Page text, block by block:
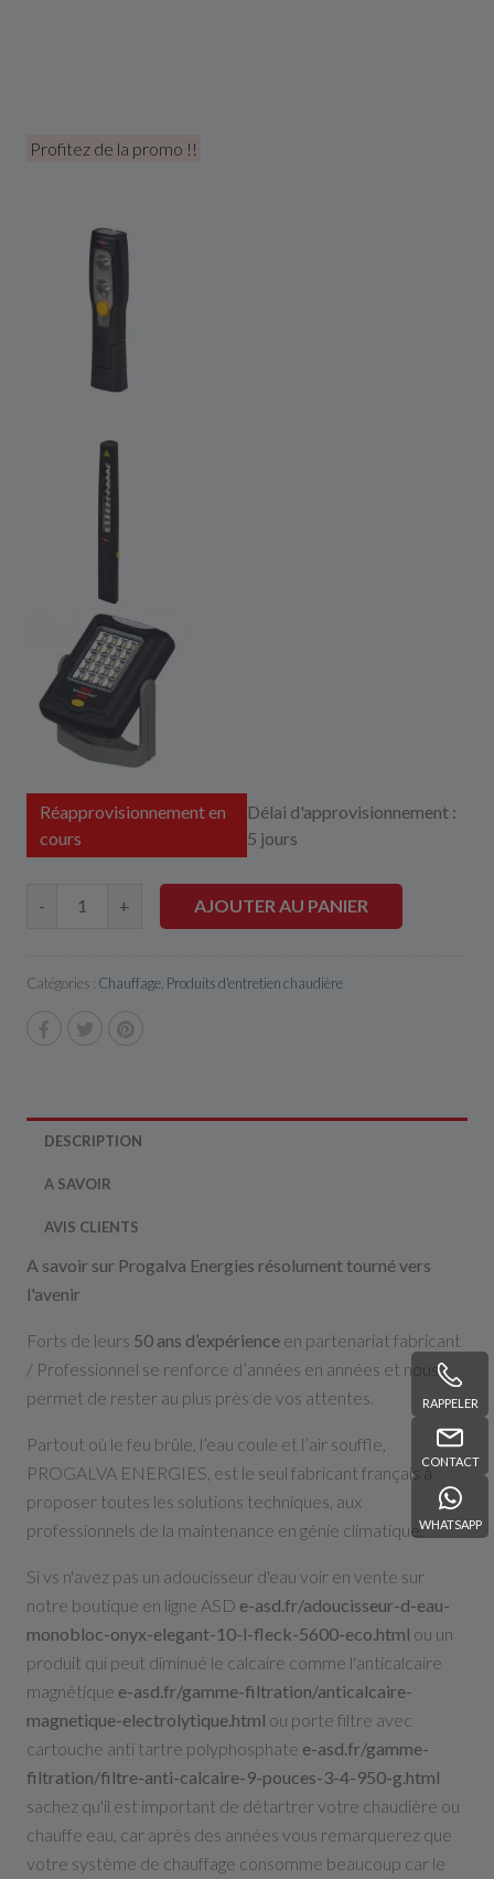
RAPPELER
CONTACT
WHATSAPP
Profitez de la promo !!
Réapprovisionnement en
cours
Délai d'approvisionnement :
5 jours
- + AJOUTER AU PANIER
Catégories : Chauffage Produits d'entretien chaudière
DESCRIPTION
A SAVOIR
AVIS CLIENTS
A savoir sur Progalva Energies résolument tourné vers
l'avenir
Forts de leurs 50 ans d’expérience en partenariat fabricant
/ Professionnel se renforce d’années en années et nous
permet de rester au plus près de vos attentes.
Partout où le feu brûle, l’eau coule et l’air souffle,
PROGALVA ENERGIES, est le seul fabricant français à
proposer toutes les solutions techniques, aux
professionnels de la maintenance en génie climatique.
Si vs n'avez pas un adoucisseur d'eau voir en vente sur
notre boutique en ligne ASD e-asd.fr/adoucisseur-d-eau-
monobloc-onyx-elegant-10-l-fleck-5600-eco.html ou un
produit qui peut diminué le calcaire comme l'anticalcaire
magnétique e-asd.fr/gamme-filtration/anticalcaire-
magnetique-electrolytique.html ou porte filtre avec
cartouche anti tartre polyphosphate e-asd.fr/gamme-
filtration/filtre-anti-calcaire-9-pouces-3-4-950-g.html
sachez qu'il est important de détartrer votre chaudière ou
chauffe eau, car après des années vous remarquerez que
votre système de chauffage consomme beaucoup car le